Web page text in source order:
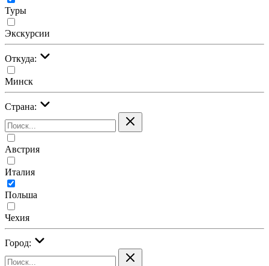
Туры
Экскурсии
Откуда:
Минск
Страна:
Австрия
Италия
Польша
Чехия
Город: